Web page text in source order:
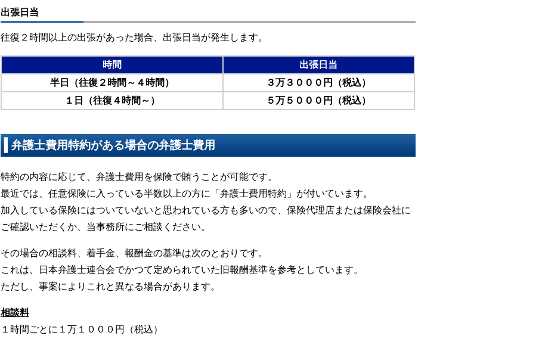
出張日当
往復２時間以上の出張があった場合、出張日当が発生します。
時間
出張日当
半日（往復２時間～４時間）
３万３０００円（税込）
１日（往復４時間～）
５万５０００円（税込）
弁護士費用特約がある場合の弁護士費用
特約の内容に応じて、弁護士費用を保険で賄うことが可能です。
最近では、任意保険に入っている半数以上の方に「弁護士費用特約」が付いています。
加入している保険にはついていないと思われている方も多いので、保険代理店または保険会社に
ご確認いただくか、当事務所にご相談ください。
その場合の相談料、着手金、報酬金の基準は次のとおりです。
これは、日本弁護士連合会でかつて定められていた旧報酬基準を参考としています。
ただし、事案によりこれと異なる場合があります。
相談料
１時間ごとに１万１０００円（税込）